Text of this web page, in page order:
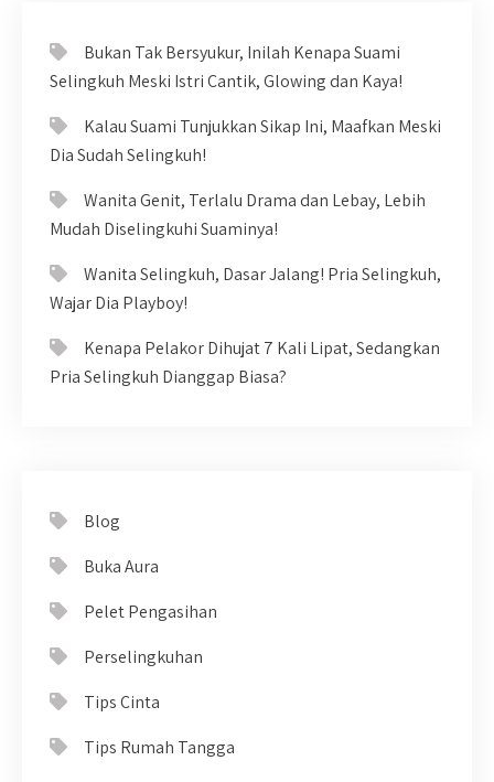
Bukan Tak Bersyukur, Inilah Kenapa Suami
Selingkuh Meski Istri Cantik, Glowing dan Kaya!
Kalau Suami Tunjukkan Sikap Ini, Maafkan Meski
Dia Sudah Selingkuh!
Wanita Genit, Terlalu Drama dan Lebay, Lebih
Mudah Diselingkuhi Suaminya!
Wanita Selingkuh, Dasar Jalang! Pria Selingkuh,
Wajar Dia Playboy!
Kenapa Pelakor Dihujat 7 Kali Lipat, Sedangkan
Pria Selingkuh Dianggap Biasa?
Blog
Buka Aura
Pelet Pengasihan
Perselingkuhan
Tips Cinta
Tips Rumah Tangga